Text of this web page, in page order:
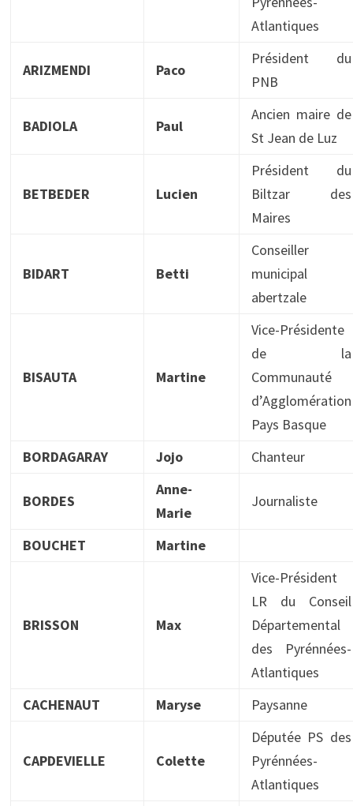
Atlantiques
ARIZMENDI Paco
Président du
PNB
BADIOLA Paul
Ancien maire de
St Jean de Luz
BETBEDER Lucien
Président du
Biltzar des
Maires
BIDART Betti
Conseiller
municipal
abertzale
BISAUTA Martine
Vice-Présidente
de la
Communauté
d’Agglomération
Pays Basque
BORDAGARAY
Jojo Chanteur
BORDES
Anne-
Marie
Journaliste
BOUCHET Martine
BRISSON Max
Vice-Président
LR du Conseil
Départemental
des Pyrénnées-
Atlantiques
CACHENAUT
Maryse Paysanne
CAPDEVIELLE Colette
Députée PS des
Pyrénnées-
Atlantiques